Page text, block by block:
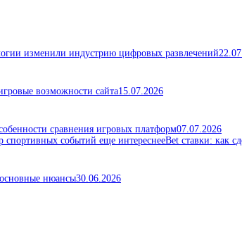
изменили индустрию цифровых развлечений
возможности сайта15.07.2026
сравнения игровых платформ07.07.2026
Bet ставки: как
нюансы30.06.2026